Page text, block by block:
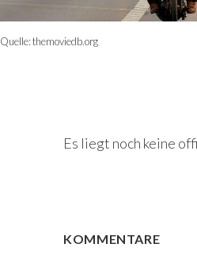
Quelle:themoviedb.org
Es liegt noch keine
KOMMENTARE